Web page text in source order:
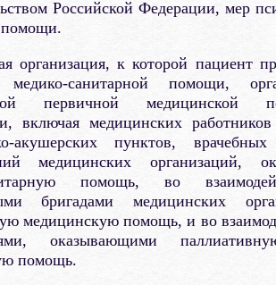
Российской Федерации, мер
помощи.
организация, к которой пациент
медико-санитарной помощи,
первичной медицинской
включая медицинских
акушерских пунктов,
медицинских организаций,
помощь, во
бригадами медицинских
медицинскую помощь, и во
оказывающими
помощь.